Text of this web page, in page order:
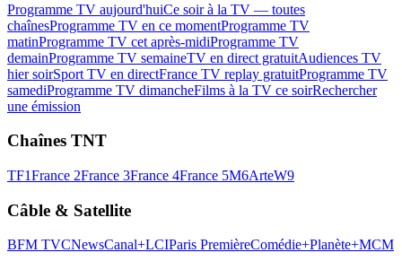
Programme TV aujourd'huiCe soir à la TV — toutes
chaînesProgramme TV en ce momentProgramme TV
matinProgramme TV cet après-midiProgramme TV
demainProgramme TV semaineTV en direct gratuitAudiences TV
hier soirSport TV en directFrance TV replay gratuitProgramme TV
samediProgramme TV dimancheFilms à la TV ce soirRechercher
une émission
Chaînes TNT
TF1France 2France 3France 4France 5M6ArteW9
Câble & Satellite
BFM TVCNewsCanal+LCIParis PremièreComédie+Planète+MCM